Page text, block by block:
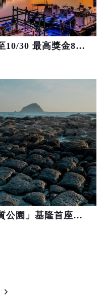
皇冠海岸創意短影音徵件至10/30 最高獎金8萬元
文資法正名！「和平島地質公園」基隆首座自然地景的地質公園